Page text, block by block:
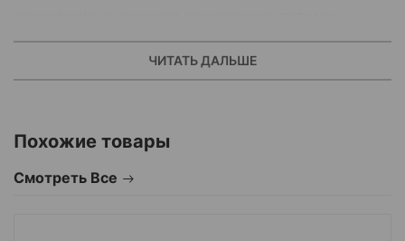
Но, в отличие от мисок, которые просто мешают
собаке есть, эта миска фактически превращает еду в
Собаки учатся «гоняться» за едой через лабиринты
похожим на охоту.
ЧИТАТЬ ДАЛЬШЕ
Похожие товары
Смотреть Все